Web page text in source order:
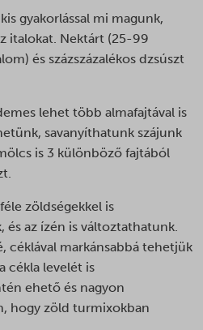
gyakorlással mi magunk,
italokat. Nektárt (25-99
és százszázalékos dzsúszt
lehet több almafajtával is
savanyíthatunk szájunk
is 3 különböző fajtából
zöldségekkel is
és az ízén is változtathatunk.
céklával markánsabbá tehetjük
cékla levelét is
ehető és nagyon
hogy zöld turmixokban